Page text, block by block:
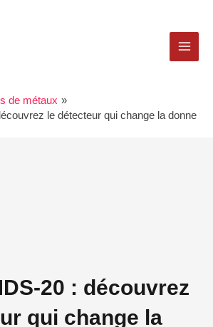
de métaux
le détecteur qui change la donne
20 : découvrez
qui change la